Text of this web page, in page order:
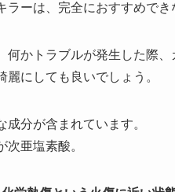
ラーは、完全におすすめでき
何かトラブルが発生した際
にしても良いでしょう。
分が含まれています。
亜塩素酸。